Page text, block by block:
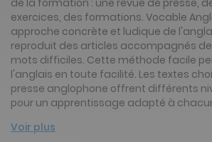
exercices, des formations. Vocable
approche concrète et ludique de
reproduit des articles accompagnés
mots difficiles. Cette méthode facile
l'anglais en toute facilité. Les textes
presse anglophone offrent différents
pour un apprentissage adapté à
Voir plus